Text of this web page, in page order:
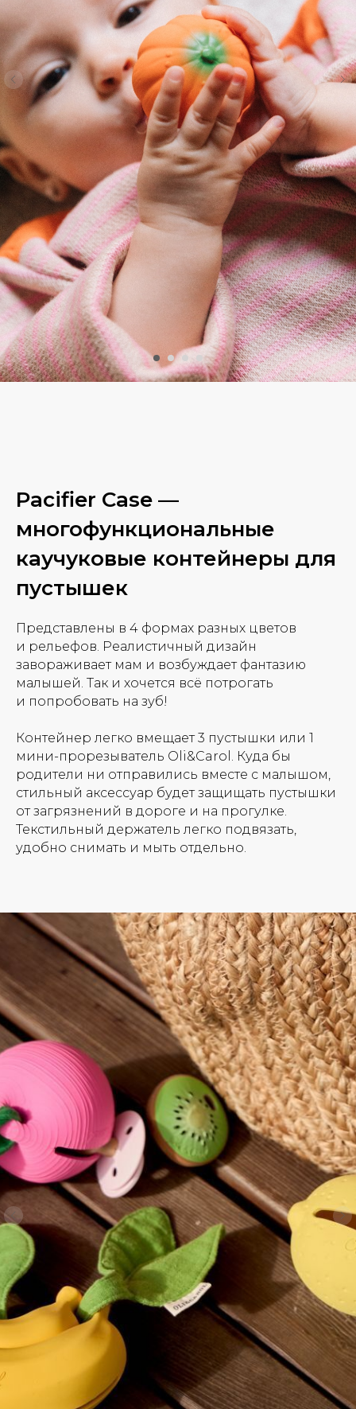
Pacifier Case —
многофункциональные
каучуковые контейнеры для
пустышек
Представлены в 4 формах разных цветов
и рельефов. Реалистичный дизайн
завораживает мам и возбуждает фантазию
малышей. Так и хочется всё потрогать
и попробовать на зуб!
Контейнер легко вмещает 3 пустышки или 1
мини-прорезыватель Oli&Carol. Куда бы
родители ни отправились вместе с малышом,
стильный аксессуар будет защищать пустышки
от загрязнений в дороге и на прогулке.
Текстильный держатель легко подвязать,
удобно снимать и мыть отдельно.